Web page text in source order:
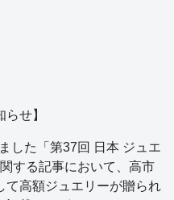
せ】
した「第37回 日本 ジュエ
する記事において、高市
て高額ジュエリーが贈られ